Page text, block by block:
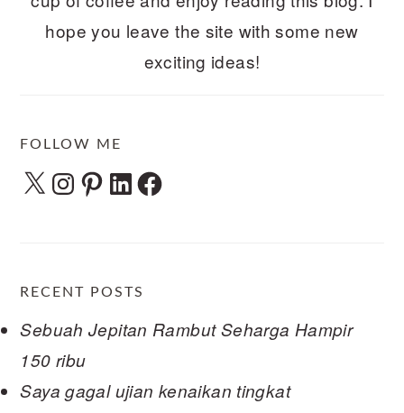
hope you leave the site with some new
exciting ideas!
FOLLOW ME
X Instagram
Pinterest
LinkedInFacebook
RECENT POSTS
Sebuah Jepitan Rambut Seharga Hampir
150 ribu
Saya gagal ujian kenaikan tingkat